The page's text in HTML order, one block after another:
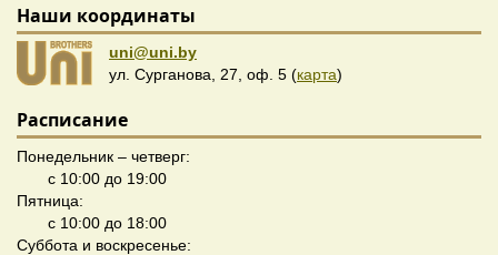
Наши координаты
uni@uni.by
ул. Сурганова, 27, оф. 5 (карта)
Расписание
Понедельник – четверг:
с 10:00 до 19:00
Пятница:
с 10:00 до 18:00
Суббота и воскресенье: